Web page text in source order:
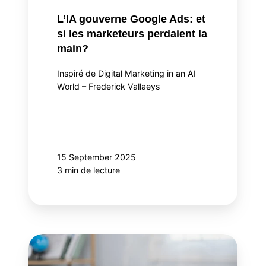
L’IA gouverne Google Ads: et
si les marketeurs perdaient la
main?
Inspiré de Digital Marketing in an AI
World – Frederick Vallaeys
15 September 2025
3 min de lecture
L'ère
de